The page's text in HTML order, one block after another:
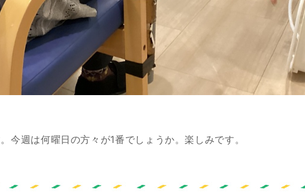
今週は何曜日の方々が1番でしょうか。楽しみです。